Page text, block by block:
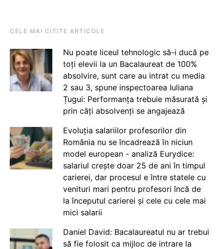
CELE MAI CITITE ARTICOLE
Nu poate liceul tehnologic să-i ducă pe
toți elevii la un Bacalaureat de 100%
absolvire, sunt care au intrat cu media
2 sau 3, spune inspectoarea Iuliana
Țugui: Performanța trebuie măsurată și
prin câți absolvenți se angajează
Evoluția salariilor profesorilor din
România nu se încadrează în niciun
model european - analiză Eurydice:
salariul crește doar 25 de ani în timpul
carierei, dar procesul e între statele cu
venituri mari pentru profesori încă de
la începutul carierei și cele cu cele mai
mici salarii
Daniel David: Bacalaureatul nu ar trebui
să fie folosit ca mijloc de intrare la